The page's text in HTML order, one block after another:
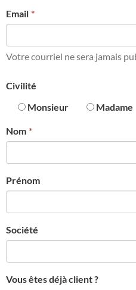
Email
Votre courriel ne sera jamais
Civilité
Monsieur
Madame
Nom
Prénom
Société
Vous êtes déjà client ?